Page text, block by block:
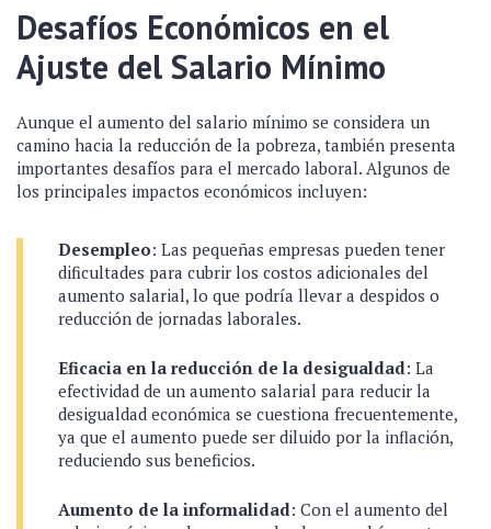
Desafíos Económicos en el
Ajuste del Salario Mínimo
Aunque el aumento del salario mínimo se considera un
camino hacia la reducción de la pobreza, también presenta
importantes desafíos para el mercado laboral. Algunos de
los principales impactos económicos incluyen:
Desempleo: Las pequeñas empresas pueden tener
dificultades para cubrir los costos adicionales del
aumento salarial, lo que podría llevar a despidos o
reducción de jornadas laborales.
Eficacia en la reducción de la desigualdad: La
efectividad de un aumento salarial para reducir la
desigualdad económica se cuestiona frecuentemente,
ya que el aumento puede ser diluido por la inflación,
reduciendo sus beneficios.
Aumento de la informalidad: Con el aumento del